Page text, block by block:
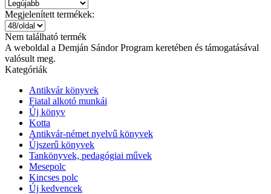
Megjelenített termékek:
Nem található termék
A weboldal a Demján Sándor Program keretében és támogatásával
valósult meg.
Kategóriák
Antikvár könyvek
Fiatal alkotó munkái
Új könyv
Kotta
Antikvár-német nyelvű könyvek
Újszerű könyvek
Tankönyvek, pedagógiai művek
Mesepolc
Kincses polc
Új kedvencek